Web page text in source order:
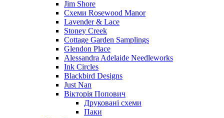
Jim Shore
Cхеми Rosewood Manor
Lavender & Lace
Stoney Creek
Cottage Garden Samplings
Glendon Place
Alessandra Adelaide Needleworks
Ink Circles
Blackbird Designs
Just Nan
Вікторія Попович
Друковані схеми
Паки